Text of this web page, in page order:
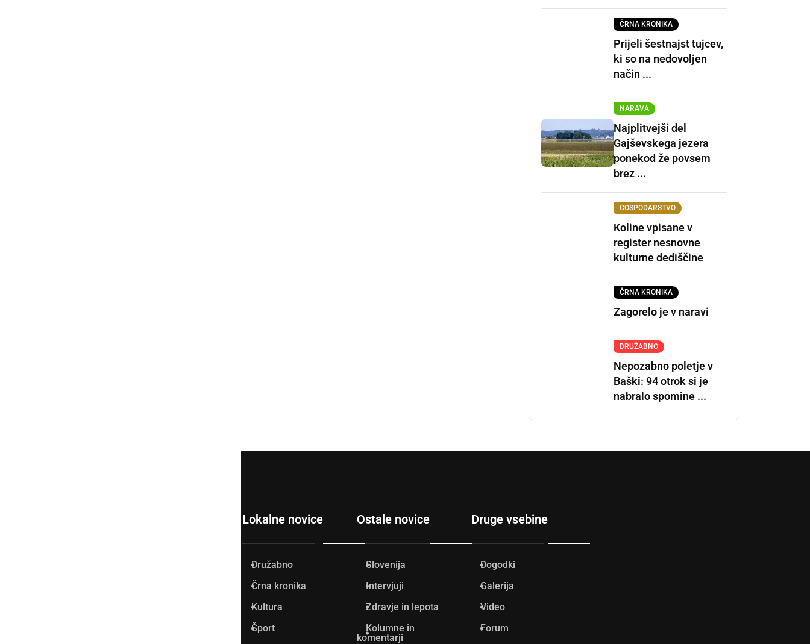
ČRNA KRONIKA
Prijeli šestnajst tujcev,
ki so na nedovoljen
način ...
NARAVA
Najplitvejši del
Gajševskega jezera
ponekod že povsem
brez ...
GOSPODARSTVO
Koline vpisane v
register nesnovne
kulturne dediščine
ČRNA KRONIKA
Zagorelo je v naravi
DRUŽABNO
Nepozabno poletje v
Baški: 94 otrok si je
nabralo spomine ...
Lokalne novice
Družabno
Črna kronika
Kultura
Šport
Ostale novice
Slovenija
Intervjuji
Zdravje in lepota
Kolumne in
komentarji
Druge vsebine
Dogodki
Galerija
Video
Forum